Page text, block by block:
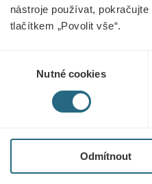
nástroje používat,
tlačítkem „Povolit vše“.
Nutné cookies
Odmítnout
dotazy ohledně našich hotelů
odpovědi týkající se našeho
zde.